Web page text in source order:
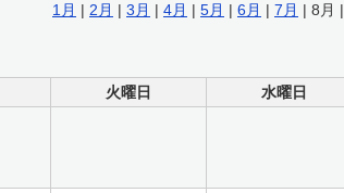
1月 | 2月 | 3月 | 4月 | 5月 | 6月 | 7月 | 8月 |
火曜日 水曜日